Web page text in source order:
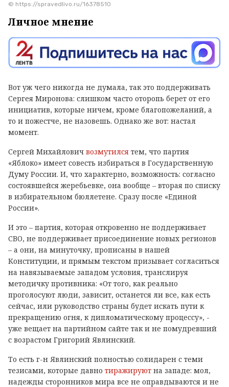
© https://spravedlivo.ru/16378510
Личное мнение
Вот уж чего никогда не думала, так это поддерживать
Сергея Миронова: слишком часто оторопь берет от его
инициатив, которые ничем, кроме благопожеланий, а
то и пожестче, не назовешь. Однако же вот: настал
момент.
Сергей Михайлович возмутился тем, что партия
«Яблоко» имеет совесть избираться в Государственную
Думу России. И, что характерно, возможность: согласно
состоявшейся жеребьевке, она вообще – вторая по списку
в избирательном бюллетене. Сразу после «Единой
России».
И это – партия, которая откровенно не поддерживает
СВО, не поддерживает присоединение новых регионов
– а они, на минуточку, прописаны в нашей
Конституции, и прямым текстом призывает согласиться
на навязываемые западом условия, транслируя
методичку противника: «От того, как реально
проголосуют люди, зависит, останется ли все, как есть
сейчас, или руководство страны будет искать пути к
прекращению огня, к дипломатическому процессу», -
уже вещает на партийном сайте так и не помудревший
с возрастом Григорий Явлинский.
То есть г-н Явлинский полностью солидарен с теми
тезисами, которые давно тиражируют на западе: мол,
надежды сторонников мира все не оправдываются и не